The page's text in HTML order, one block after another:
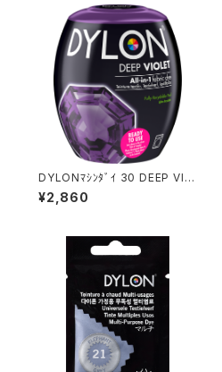
DYLONﾏｼﾝﾀﾞｲ 30 DEEP VIO
LET
¥2,860